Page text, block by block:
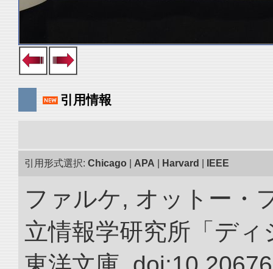
引用情報
引用形式選択: Chicago APA Harvard IEEE
ファルケ, オットー・
立情報学研究所「デ